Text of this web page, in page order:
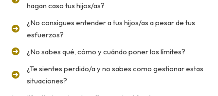
hagan caso tus hijos/as?
¿No consigues entender a tus hijos/as a pesar de tus
esfuerzos?
¿No sabes qué, cómo y cuándo poner los límites?
¿Te sientes perdido/a y no sabes como gestionar estas
situaciones?